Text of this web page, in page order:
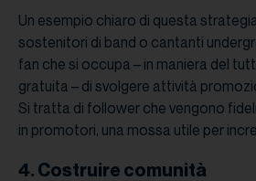
Un esempio chiaro di questa
sostenitori di band o cantanti
fan che si occupa – in maniera del
gratuita – di svolgere attività
Si tratta di follower che vengono
in promotori, una mossa utile per
4. Costruire comunità